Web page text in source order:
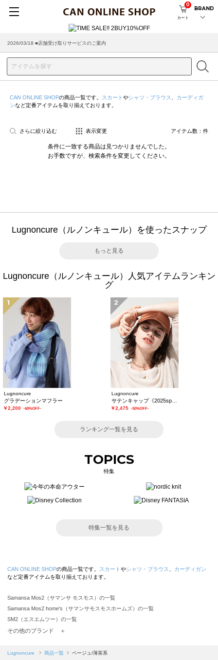
カート
0
BRAND
2026/03/18 ■店舗受け取りサービスのご案内
CAN ONLINE SHOPの商品一覧です。 スカート やシャツ・ブラウス
カーディガ
ンなど定番アイテムを取り揃えております。
さらに絞り込む 表示変更 アイテム数： 件
条件に一致する商品は見つかりませんでした。
お手数ですが、検索条件を変更してください。
Lugnoncure（ルノンキュール）を使ったスナップ
もっと見る
Lugnoncure（ルノンキュール）人気アイテムランキン
グ
1
Lugnoncure
グラデーションマフラー
￥2,200 -60%OFF-
2
Lugnoncure
￥2,475 -50%OFF-
ランキング一覧を見る
TOPICS
特集
特集一覧を見る
CAN ONLINE SHOPの商品一覧です。 スカート やシャツ・ブラウス
カーディガン
など定番アイテムを取り揃えております。
Samansa Mos2（サマンサ モスモス）の一覧
Samansa Mos2 home's（サマンサモスモスホームズ）の一覧
SM2（エスエムツー）の一覧
TSUHARU by Samansa Mos2（ツハルバイサマンサモスモス）の一覧
Samansa Mos2 blue（サマンサモスモス ブルー）の一覧
その他のブランド ＋
Lugnoncure 商品一覧 ベージュ/薄茶系